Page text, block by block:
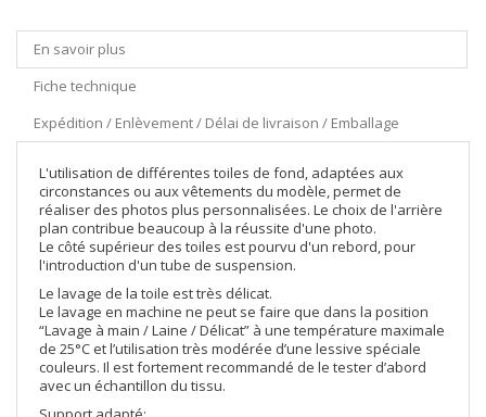
En savoir plus
Fiche technique
Expédition / Enlèvement / Délai de livraison / Emballage
L'utilisation de différentes toiles de fond, adaptées aux
circonstances ou aux vêtements du modèle, permet de
réaliser des photos plus personnalisées. Le choix de l'arrière
plan contribue beaucoup à la réussite d'une photo.
Le côté supérieur des toiles est pourvu d'un rebord, pour
l'introduction d'un tube de suspension.
Le lavage de la toile est très délicat.
Le lavage en machine ne peut se faire que dans la position
“Lavage à main / Laine / Délicat” à une température maximale
de 25°C et l’utilisation très modérée d’une lessive spéciale
couleurs. Il est fortement recommandé de le tester d’abord
avec un échantillon du tissu.